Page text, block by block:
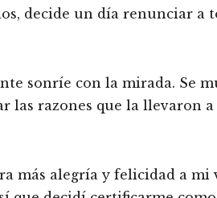
decide un día renunciar a
sonríe con la mirada. Se
razones que la llevaron
más alegría y felicidad a mi